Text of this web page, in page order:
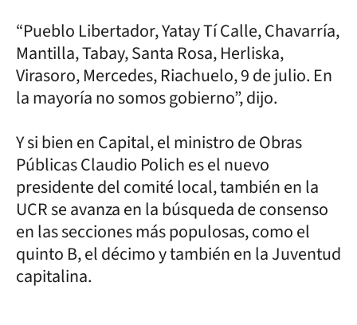
“Pueblo Libertador, Yatay Tí Calle, Chavarría,
Mantilla, Tabay, Santa Rosa, Herliska,
Virasoro, Mercedes, Riachuelo, 9 de julio. En
la mayoría no somos gobierno”, dijo.
Y si bien en Capital, el ministro de Obras
Públicas Claudio Polich es el nuevo
presidente del comité local, también en la
UCR se avanza en la búsqueda de consenso
en las secciones más populosas, como el
quinto B, el décimo y también en la Juventud
capitalina.